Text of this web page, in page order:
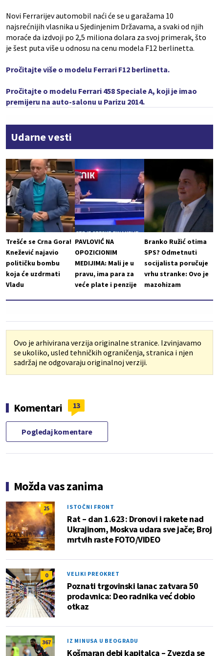
Novi Ferrarijev automobil naći će se u garažama 10
najsrećnijih vlasnika u Sjedinjenim Državama, a svaki od njih
moraće da izdvoji po 2,5 miliona dolara za svoj primerak, što
je šest puta više u odnosu na cenu modela F12 berlinetta.
Pročitajte više o modelu Ferrari F12 berlinetta.
Pročitajte o modelu Ferrari 458 Speciale A, koji je imao
premijeru na auto-salonu u Parizu 2014.
Udarne vesti
Trešće se Crna Gora!
Knežević najavio
političku bombu
koja će uzdrmati
Vladu
PAVLOVIĆ NA
OPOZICIONIM
MEDIJIMA: Mali je u
pravu, ima para za
veće plate i penzije
Branko Ružić otima
SPS? Odmetnuti
socijalista poručuje
vrhu stranke: Ovo je
mazohizam
Ovo je arhivirana verzija originalne stranice. Izvinjavamo
se ukoliko, usled tehničkih ograničenja, stranica i njen
sadržaj ne odgovaraju originalnoj verziji.
Komentari 13
Pogledaj komentare
Možda vas zanima
25 ISTOČNI FRONT
Rat – dan 1.623: Dronovi i rakete nad
Ukrajinom, Moskva udara sve jače; Broj
mrtvih raste FOTO/VIDEO
0 VELIKI PREOKRET
Poznati trgovinski lanac zatvara 50
prodavnica: Deo radnika već dobio
otkaz
367 IZ MINUSA U BEOGRADU
Košmaran debi kapitalca – Zvezda se